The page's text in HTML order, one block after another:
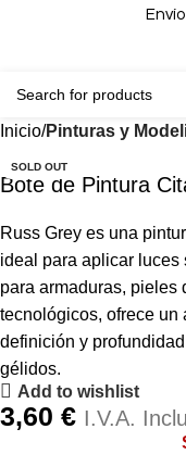
Inicio Pinturas y
SOLD OUT
Bote de Pintura
Russ Grey es una
ideal para aplicar luces
para armaduras, pieles
tecnológicos, ofrece un
definición y
gélidos.
Add to wishlist
3,60 € I.V.A.